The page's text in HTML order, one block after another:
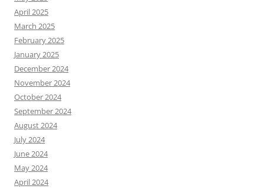
April 2025
March 2025
February 2025
January 2025
December 2024
November 2024
October 2024
September 2024
August 2024
July 2024
June 2024
May 2024
April 2024